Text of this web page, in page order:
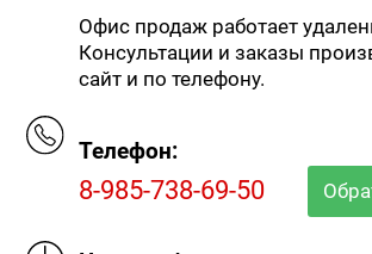
Офис продаж работает
Консультации и заказы
сайт и по телефону.
Телефон:
8-985-738-69-50